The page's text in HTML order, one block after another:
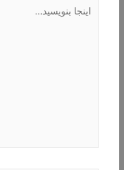
بنویسید…